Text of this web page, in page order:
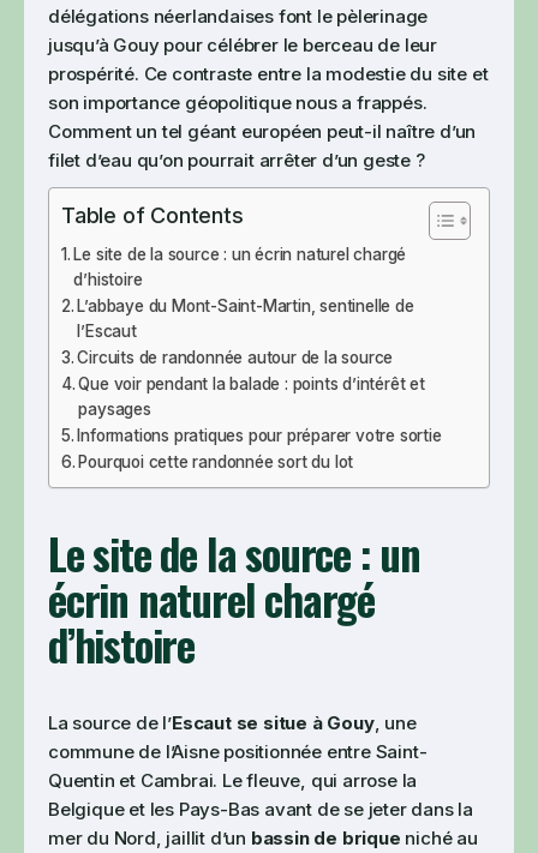
délégations néerlandaises font le pèlerinage
jusqu’à Gouy pour célébrer le berceau de leur
prospérité. Ce contraste entre la modestie du site et
son importance géopolitique nous a frappés.
Comment un tel géant européen peut-il naître d’un
filet d’eau qu’on pourrait arrêter d’un geste ?
Table of Contents
Le site de la source : un écrin naturel chargé
d’histoire
L’abbaye du Mont-Saint-Martin, sentinelle de
l’Escaut
Circuits de randonnée autour de la source
Que voir pendant la balade : points d’intérêt et
paysages
Informations pratiques pour préparer votre sortie
Pourquoi cette randonnée sort du lot
Le site de la source : un
écrin naturel chargé
d’histoire
La source de l’Escaut se situe à Gouy, une
commune de l’Aisne positionnée entre Saint-
Quentin et Cambrai. Le fleuve, qui arrose la
Belgique et les Pays-Bas avant de se jeter dans la
mer du Nord, jaillit d’un bassin de brique niché au